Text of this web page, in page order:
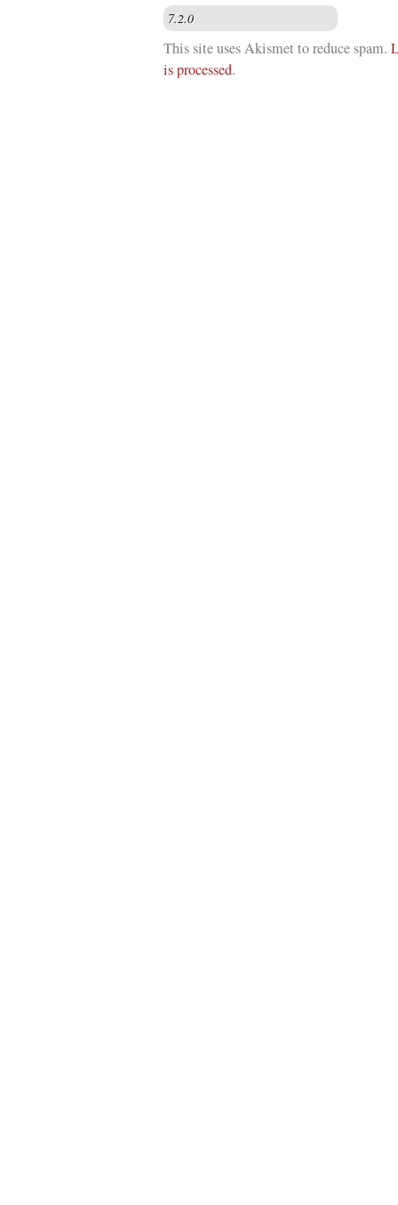
This site uses Akismet to reduce spam.
is processed.